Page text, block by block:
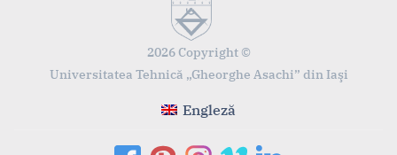
2026 Copyright ©
Universitatea Tehnică „Gheorghe Asachi” din Iaşi
Engleză